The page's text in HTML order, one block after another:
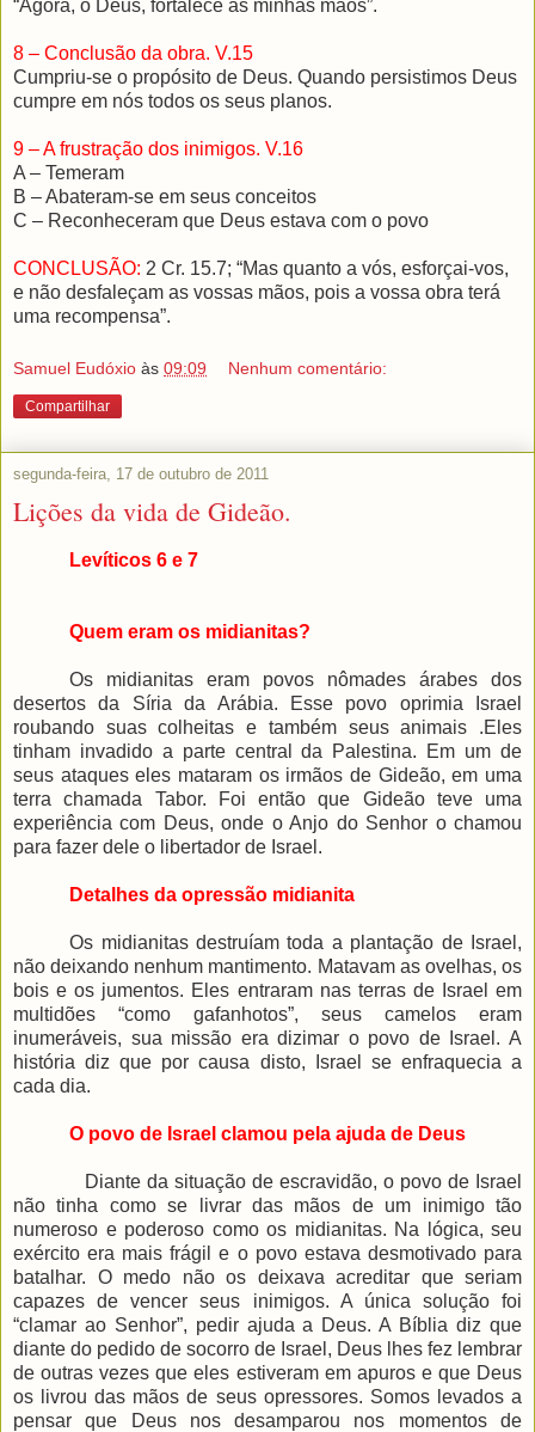
“Agora, ó Deus, fortalece as minhas mãos”.
8 – Conclusão da obra. V.15
Cumpriu-se o propósito de Deus. Quando persistimos Deus
cumpre em nós todos os seus planos.
9 – A frustração dos inimigos. V.16
A – Temeram
B – Abateram-se em seus conceitos
C – Reconheceram que Deus estava com o povo
CONCLUSÃO: 2 Cr. 15.7; “Mas quanto a vós, esforçai-vos,
e não desfaleçam as vossas mãos, pois a vossa obra terá
uma recompensa”.
Samuel Eudóxio às 09:09 Nenhum comentário:
Compartilhar
segunda-feira, 17 de outubro de 2011
Lições da vida de Gideão.
Levíticos 6 e 7
Quem eram os midianitas?
Os midianitas eram povos nômades árabes dos
desertos da Síria da Arábia. Esse povo oprimia Israel
roubando suas colheitas e também seus animais .Eles
tinham invadido a parte central da Palestina. Em um de
seus ataques eles mataram os irmãos de Gideão, em uma
terra chamada Tabor. Foi então que Gideão teve uma
experiência com Deus, onde o Anjo do Senhor o chamou
para fazer dele o libertador de Israel.
Detalhes da opressão midianita
Os midianitas destruíam toda a plantação de Israel,
não deixando nenhum mantimento. Matavam as ovelhas, os
bois e os jumentos. Eles entraram nas terras de Israel em
multidões “como gafanhotos”, seus camelos eram
inumeráveis, sua missão era dizimar o povo de Israel. A
história diz que por causa disto, Israel se enfraquecia a
cada dia.
O povo de Israel clamou pela ajuda de Deus
Diante da situação de escravidão, o povo de Israel
não tinha como se livrar das mãos de um inimigo tão
numeroso e poderoso como os midianitas. Na lógica, seu
exército era mais frágil e o povo estava desmotivado para
batalhar. O medo não os deixava acreditar que seriam
capazes de vencer seus inimigos. A única solução foi
“clamar ao Senhor”, pedir ajuda a Deus. A Bíblia diz que
diante do pedido de socorro de Israel, Deus lhes fez lembrar
de outras vezes que eles estiveram em apuros e que Deus
os livrou das mãos de seus opressores. Somos levados a
pensar que Deus nos desamparou nos momentos de